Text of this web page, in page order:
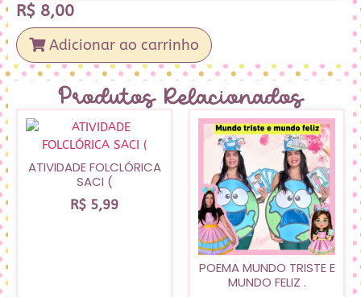
R$ 8,00
Adicionar ao carrinho
Produtos Relacionados
ATIVIDADE FOLCLÓRICA
SACI (
R$ 5,99
POEMA MUNDO TRISTE E
MUNDO FELIZ .